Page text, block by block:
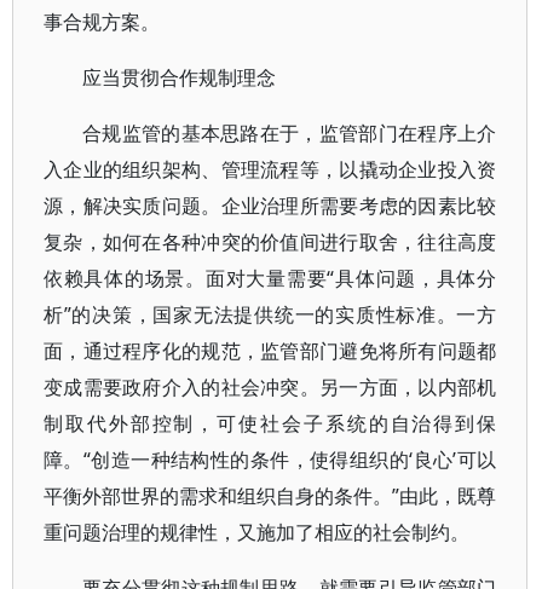
事合规方案。
应当贯彻合作规制理念
合规监管的基本思路在于，监管部门在程序上介
入企业的组织架构、管理流程等，以撬动企业投入资
源，解决实质问题。企业治理所需要考虑的因素比较
复杂，如何在各种冲突的价值间进行取舍，往往高度
依赖具体的场景。面对大量需要“具体问题，具体分
析”的决策，国家无法提供统一的实质性标准。一方
面，通过程序化的规范，监管部门避免将所有问题都
变成需要政府介入的社会冲突。另一方面，以内部机
制取代外部控制，可使社会子系统的自治得到保
障。“创造一种结构性的条件，使得组织的‘良心’可以
平衡外部世界的需求和组织自身的条件。”由此，既尊
重问题治理的规律性，又施加了相应的社会制约。